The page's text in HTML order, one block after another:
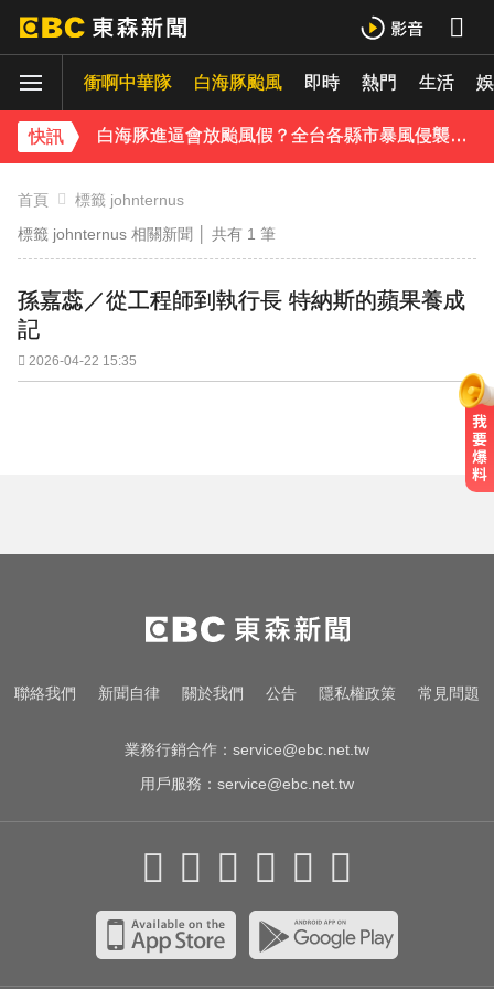
衝啊中華隊 白海豚颱風 即時 熱門 生活
快訊
白海豚外圍雲系發威！7縣市大雨特報 警戒範圍一次看
下載東森App，隨時掌握天下大小事！
首頁
標籤 johnternus
標籤 johnternus 相關新聞 │ 共有 1 筆
孫嘉蕊／從工程師到執行長 特納斯的蘋果養成
記
2026-04-22 15:35
聯絡我們 新聞自律 關於我們 公告 隱私權政策 常見問題
業務行銷合作： service@ebc.net.tw
用戶服務： service@ebc.net.tw